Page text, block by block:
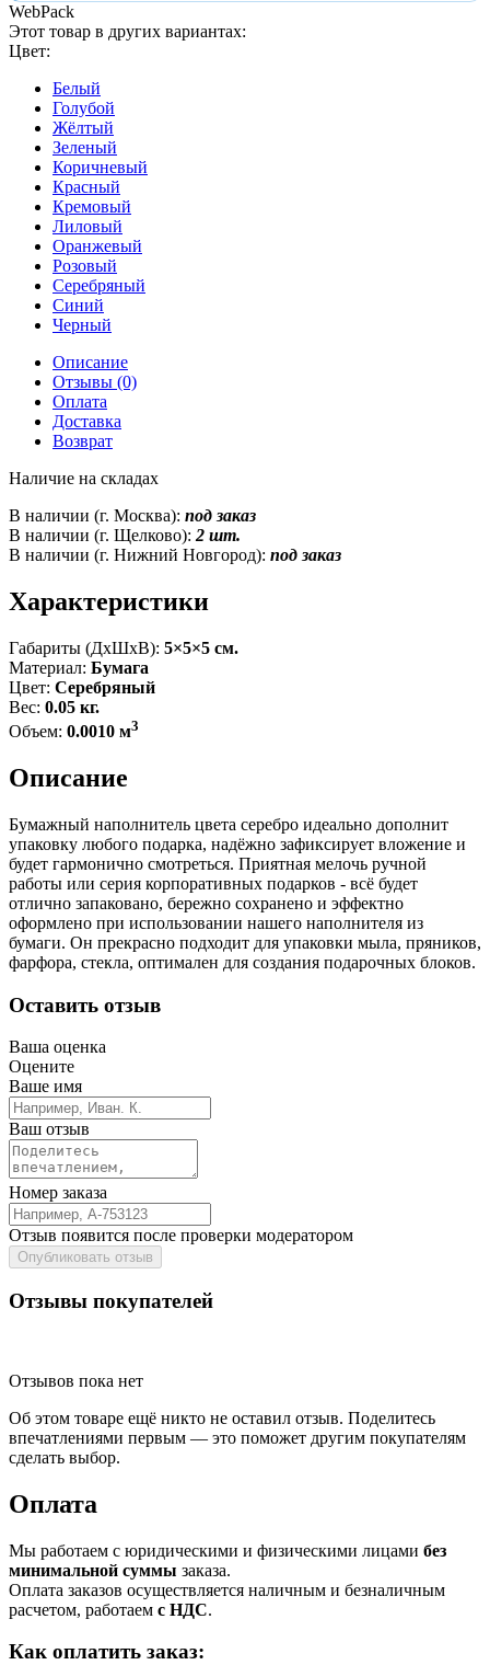
WebPack
Этот товар в других вариантах:
Цвет:
Белый
Голубой
Жёлтый
Зеленый
Коричневый
Красный
Кремовый
Лиловый
Оранжевый
Розовый
Серебряный
Синий
Черный
Описание
Отзывы (0)
Оплата
Доставка
Возврат
Наличие на складах
В наличии (г. Москва): под заказ
В наличии (г. Щелково): 2 шт.
В наличии (г. Нижний Новгород): под заказ
Характеристики
Габариты (ДxШxВ): 5×5×5 см.
Материал: Бумага
Цвет: Серебряный
Вес: 0.05 кг.
Объем: 0.0010 м3
Описание
Бумажный наполнитель цвета серебро идеально дополнит
упаковку любого подарка, надёжно зафиксирует вложение и
будет гармонично смотреться. Приятная мелочь ручной
работы или серия корпоративных подарков - всё будет
отлично запаковано, бережно сохранено и эффектно
оформлено при использовании нашего наполнителя из
бумаги. Он прекрасно подходит для упаковки мыла, пряников,
фарфора, стекла, оптимален для создания подарочных блоков.
Оставить отзыв
Ваша оценка
Оцените
Ваше имя
Ваш отзыв
Номер заказа
Отзыв появится после проверки модератором
Опубликовать отзыв
Отзывы покупателей
Отзывов пока нет
Об этом товаре ещё никто не оставил отзыв. Поделитесь
впечатлениями первым — это поможет другим покупателям
сделать выбор.
Оплата
Мы работаем с юридическими и физическими лицами без
минимальной суммы заказа.
Оплата заказов осуществляется наличным и безналичным
расчетом, работаем с НДС.
Как оплатить заказ: